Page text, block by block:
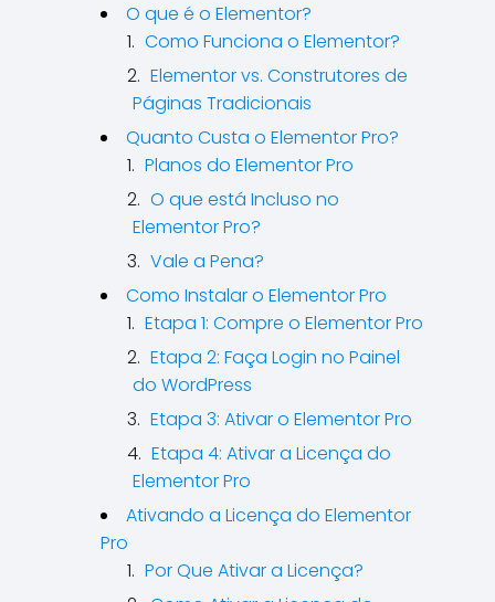
O que é o Elementor?
Como Funciona o Elementor?
Elementor vs. Construtores de
Páginas Tradicionais
Quanto Custa o Elementor Pro?
Planos do Elementor Pro
O que está Incluso no
Elementor Pro?
Vale a Pena?
Como Instalar o Elementor Pro
Etapa 1: Compre o Elementor Pro
Etapa 2: Faça Login no Painel
do WordPress
Etapa 3: Ativar o Elementor Pro
Etapa 4: Ativar a Licença do
Elementor Pro
Ativando a Licença do Elementor
Pro
Por Que Ativar a Licença?